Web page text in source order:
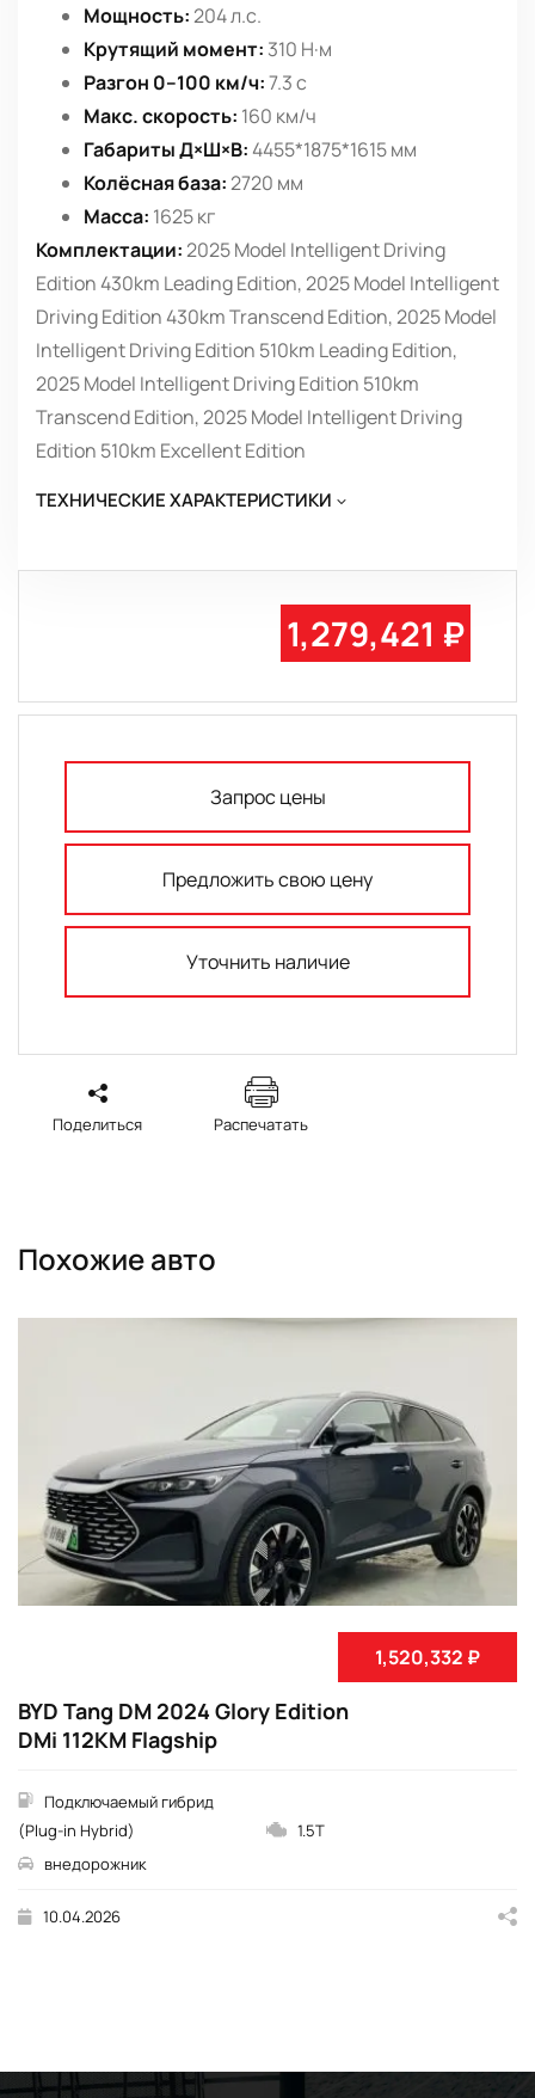
Мощность:204 л.с.
Крутящий момент: 310 Н·м
Разгон 0–100 км/ч:7.3 с
Макс. скорость: 160 км/ч
Габариты Д×Ш×В: 4455*1875*1615 мм
Колёсная база:2720 мм
Масса: 1625 кг
Комплектации:2025 Model Intelligent Driving
Edition 430km Leading Edition, 2025 Model Intelligent
Driving Edition 430km Transcend Edition, 2025 Model
Intelligent Driving Edition 510km Leading Edition,
2025 Model Intelligent Driving Edition 510km
Transcend Edition, 2025 Model Intelligent Driving
Edition 510km Excellent Edition
ТЕХНИЧЕСКИЕ ХАРАКТЕРИСТИКИ
1,279,421 ₽
Запрос цены
Предложить свою цену
Уточнить наличие
Поделиться Распечатать
Похожие авто
1,520,332 ₽
BYD Tang DM 2024 Glory Edition
DMi 112KM Flagship
Подключаемый гибрид
(Plug-in Hybrid)
1.5T
внедорожник
10.04.2026